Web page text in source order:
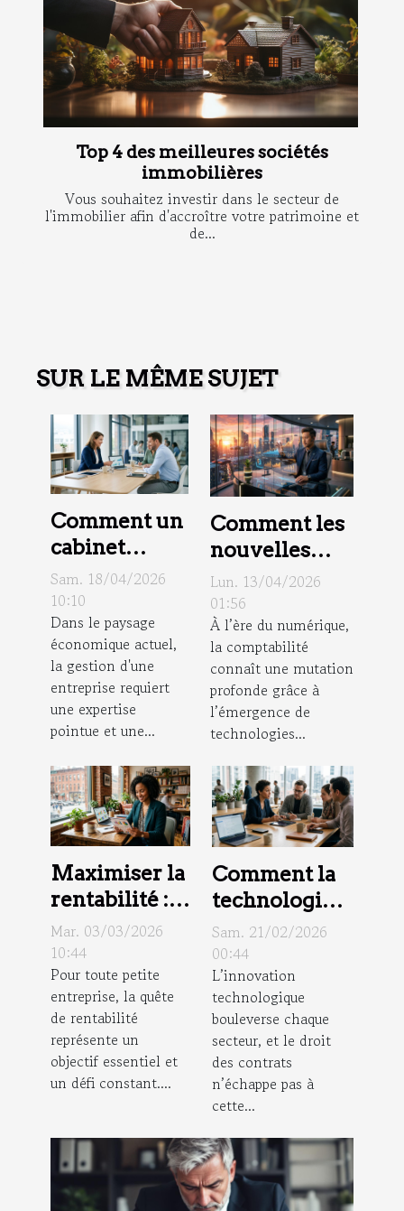
Top 4 des meilleures sociétés
immobilières
Vous souhaitez investir dans le secteur de
l'immobilier afin d'accroître votre patrimoine et
de...
SUR LE MÊME SUJET
Comment un
cabinet
fiduciaire
peut
transformer
la gestion
d'entreprise ?
Sam. 18/04/2026
10:10
Dans le paysage
économique actuel,
la gestion d'une
entreprise requiert
une expertise
pointue et une...
Comment les
nouvelles
technologies
transforment-
elles la
comptabilité
en 2026 ?
Lun. 13/04/2026
01:56
À l’ère du numérique,
la comptabilité
connaît une mutation
profonde grâce à
l’émergence de
technologies...
Maximiser la
rentabilité :
stratégies
pour petites
entreprises
Mar. 03/03/2026
10:44
Pour toute petite
entreprise, la quête
de rentabilité
représente un
objectif essentiel et
un défi constant....
Comment la
technologie
blockchain
révolutionne-
t-elle le droit
des contrats ?
Sam. 21/02/2026
00:44
L’innovation
technologique
bouleverse chaque
secteur, et le droit
des contrats
n’échappe pas à
cette...